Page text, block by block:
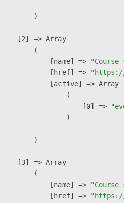
        )
    [2] => Array
        (
            [name] =>
            [href] =>
            [active] => Array
                (
                    [0] =>
                )
        )
    [3] => Array
        (
            [name] =>
            [href] =>